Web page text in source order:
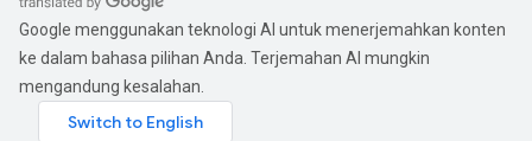
Google menggunakan teknologi AI untuk menerjemahkan konten
ke dalam bahasa pilihan Anda. Terjemahan AI mungkin
mengandung kesalahan.